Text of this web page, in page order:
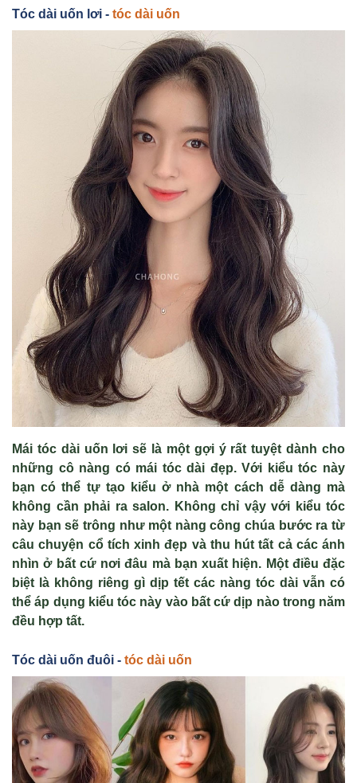
Tóc dài uốn lơi - tóc dài uốn
Mái tóc dài uốn lơi sẽ là một gợi ý rất tuyệt dành cho
những cô nàng có mái tóc dài đẹp. Với kiểu tóc này
bạn có thể tự tạo kiểu ở nhà một cách dễ dàng mà
không cần phải ra salon. Không chỉ vậy với kiểu tóc
này bạn sẽ trông như một nàng công chúa bước ra từ
câu chuyện cổ tích xinh đẹp và thu hút tất cả các ánh
nhìn ở bất cứ nơi đâu mà bạn xuất hiện. Một điều đặc
biệt là không riêng gì dịp tết các nàng tóc dài vẫn có
thể áp dụng kiểu tóc này vào bất cứ dịp nào trong năm
đều hợp tất.
Tóc dài uốn đuôi - tóc dài uốn